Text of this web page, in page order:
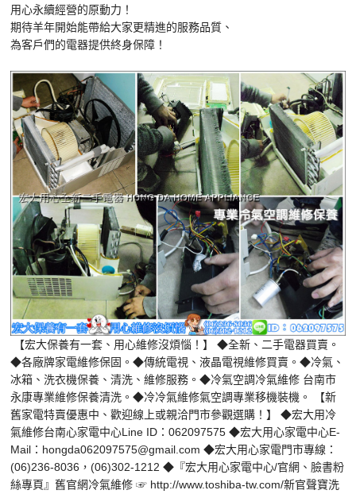
用心永續經營的原動力！
期待羊年開始能帶給大家更精進的服務品質、
為客戶們的電器提供終身保障！
【宏大保養有一套、用心維修沒煩惱！】 ◆全新、二手電器買賣。
◆各廠牌家電維修保固。◆傳統電視、液晶電視維修買賣。◆冷氣、
冰箱、洗衣機保養、清洗、維修服務。◆冷氣空調冷氣維修 台南市
永康專業維修保養清洗。◆冷冷氣維修氣空調專業移機裝機。 【新
舊家電特賣優惠中、歡迎線上或親洽門市參觀選購！】 ◆宏大用冷
氣維修台南心家電中心Line ID：062097575 ◆宏大用心家電中心E-
Mail：hongda062097575@gmail.com ◆宏大用心家電門市專線：
(06)236-8036，(06)302-1212 ◆『宏大用心家電中心/官網、臉書粉
絲專頁』舊官網冷氣維修 ☞ http://www.toshiba-tw.com/新官聲寶洗